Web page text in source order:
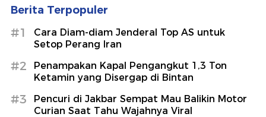
Berita Terpopuler
#1
Cara Diam-diam Jenderal Top AS untuk
Setop Perang Iran
#2
Penampakan Kapal Pengangkut 1,3 Ton
Ketamin yang Disergap di Bintan
#3
Pencuri di Jakbar Sempat Mau Balikin Motor
Curian Saat Tahu Wajahnya Viral